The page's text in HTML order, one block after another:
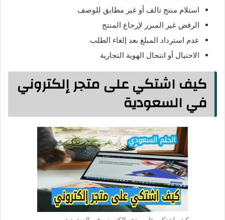
استلام منتج تالف أو غير مطابق للوصف
الرفض غير المبرر لإرجاع المنتج
عدم استرداد المبلغ بعد إلغاء الطلب
الاحتيال أو انتحال الهوية التجارية
كيف اشتكي على متجر إلكتروني
في السعودية